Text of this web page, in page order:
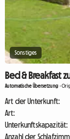
Sonstiges
Bed & Breakfast
Automatische Übersetzung -
Art der Unterkunft:
Art:
Unterkunftskapazität:
Anzahl der